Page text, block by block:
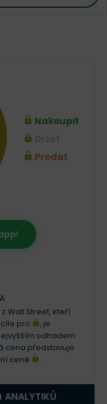
Nakoupit
Prodat
Wall Street, kteří
pro
, je
odhadem
cena představuje
ceně .
ANALYTIKŮ